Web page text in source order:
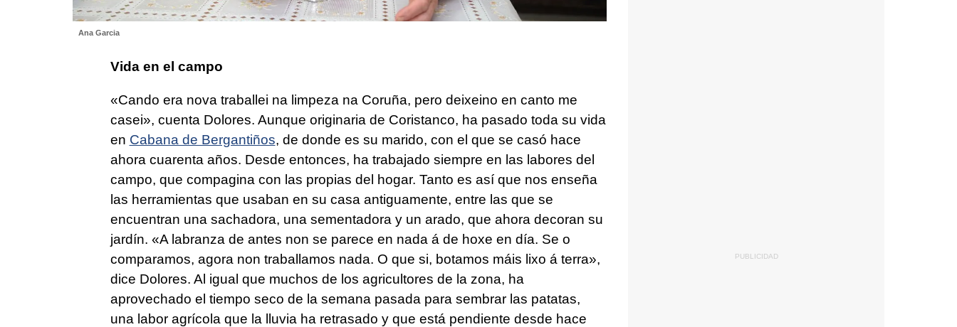
Ana Garcia
Vida en el campo
«Cando era nova traballei na limpeza na Coruña, pero deixeino en canto me
casei», cuenta Dolores. Aunque originaria de Coristanco, ha pasado toda su vida
en Cabana de Bergantiños, de donde es su marido, con el que se casó hace
ahora cuarenta años. Desde entonces, ha trabajado siempre en las labores del
campo, que compagina con las propias del hogar. Tanto es así que nos enseña
las herramientas que usaban en su casa antiguamente, entre las que se
encuentran una sachadora, una sementadora y un arado, que ahora decoran su
jardín. «A labranza de antes non se parece en nada á de hoxe en día. Se o
comparamos, agora non traballamos nada. O que si, botamos máis lixo á terra»,
dice Dolores. Al igual que muchos de los agricultores de la zona, ha
aprovechado el tiempo seco de la semana pasada para sembrar las patatas,
una labor agrícola que la lluvia ha retrasado y que está pendiente desde hace